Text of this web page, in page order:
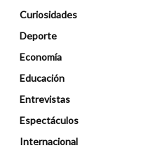
Curiosidades
Deporte
Economía
Educación
Entrevistas
Espectáculos
Internacional